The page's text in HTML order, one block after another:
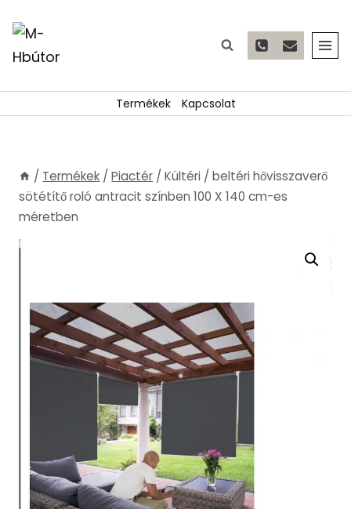
to
content
Termékek Kapcsolat
/ Termékek / Piactér / Kültéri / beltéri hővisszaverő
sötétítő roló antracit színben 100 X 140 cm-es
méretben